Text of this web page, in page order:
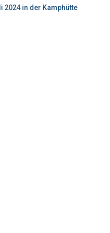
in der Kamphütte